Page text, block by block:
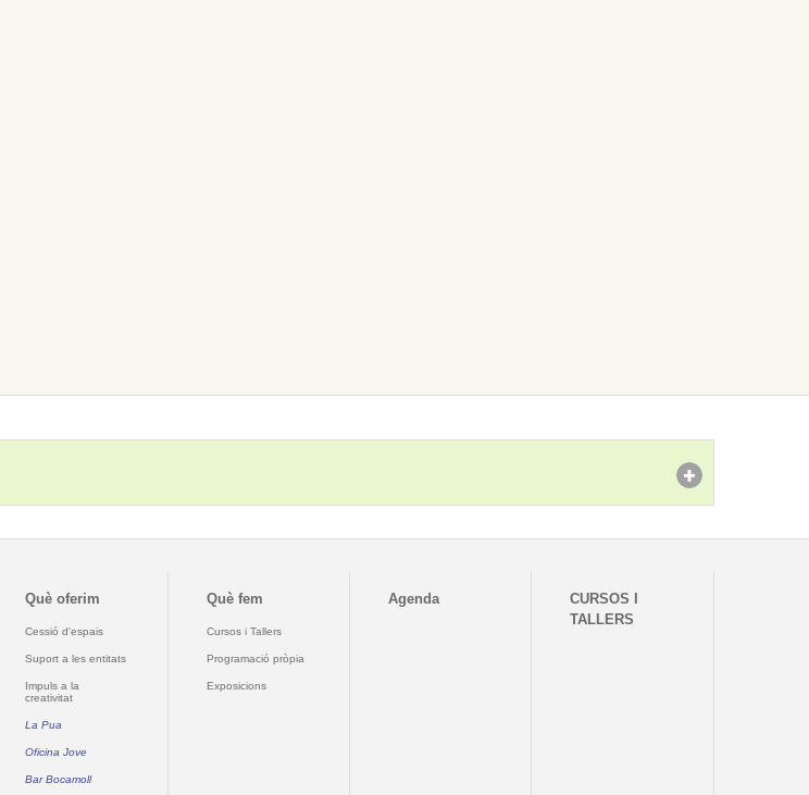
Què oferim
Cessió d'espais
Suport a les entitats
Impuls a la
creativitat
La Pua
Oficina Jove
Bar Bocamoll
Què fem
Cursos i Tallers
Programació pròpia
Exposicions
Agenda
CURSOS I
TALLERS